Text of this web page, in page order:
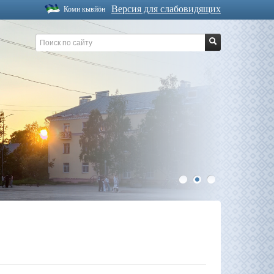
Версия для слабовидящих
Коми кывйöн
1 2 3